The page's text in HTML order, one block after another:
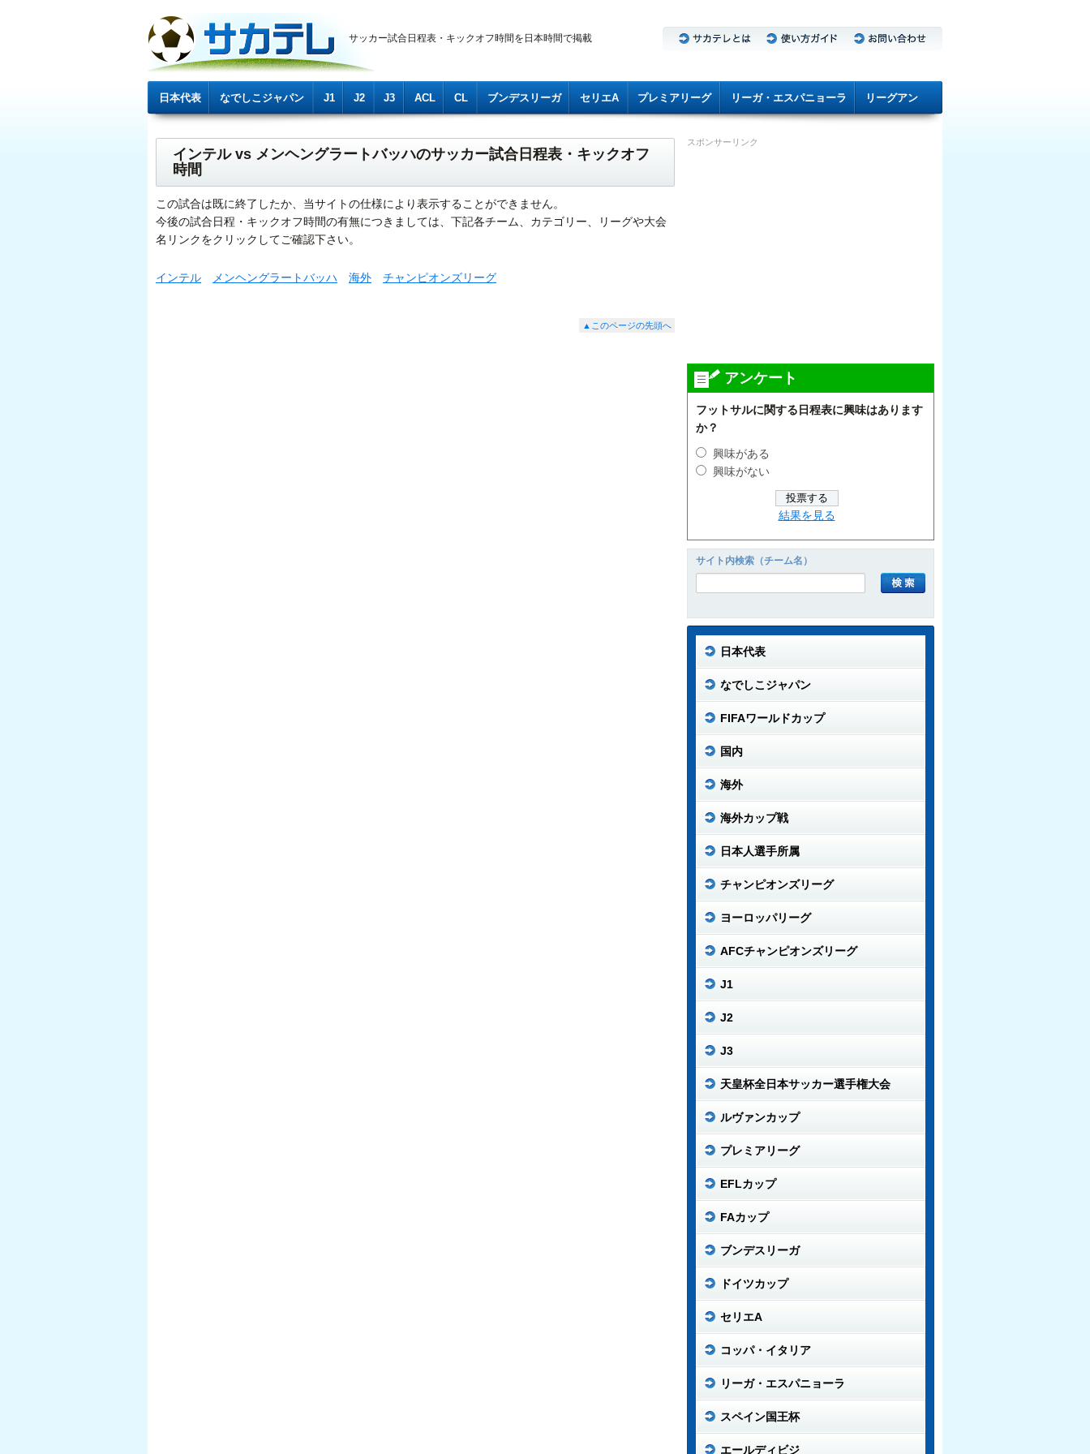
サッカー試合日程表・キックオフ時間を日本時間で掲載
日本代表 なでしこジャパン J1 J2 J3 ACL CL ブンデスリーガ セリエA プレミアリーグ リーガ・エスパニョーラ リーグアン
インテル vs メンヘングラートバッハのサッカー試合日程表・キックオフ
時間
この試合は既に終了したか、当サイトの仕様により表示することができません。
今後の試合日程・キックオフ時間の有無につきましては、下記各チーム、カテゴリー、リーグや大会
名リンクをクリックしてご確認下さい。
インテル メンヘングラートバッハ 海外 チャンピオンズリーグ
▲このページの先頭へ
スポンサーリンク
アンケート
フットサルに関する日程表に興味はあります
か？
興味がある
興味がない
結果を見る
サイト内検索（チーム名）
日本代表
なでしこジャパン
FIFAワールドカップ
国内
海外
海外カップ戦
日本人選手所属
チャンピオンズリーグ
ヨーロッパリーグ
AFCチャンピオンズリーグ
J1
J2
J3
天皇杯全日本サッカー選手権大会
ルヴァンカップ
プレミアリーグ
EFLカップ
FAカップ
ブンデスリーガ
ドイツカップ
セリエA
コッパ・イタリア
リーガ・エスパニョーラ
スペイン国王杯
エールディビジ